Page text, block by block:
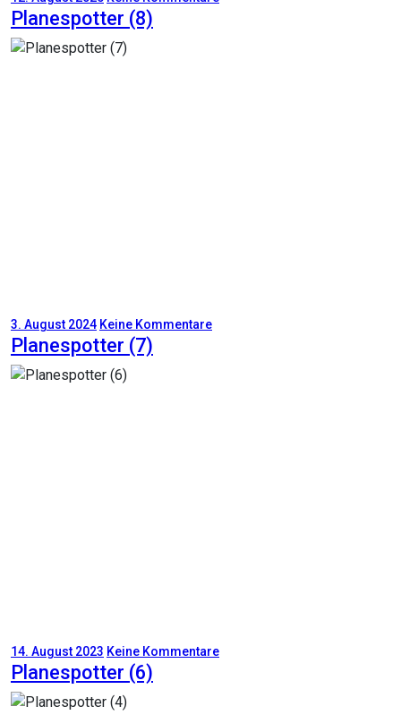
Planespotter (8)
3. August 2024 Keine Kommentare
Planespotter (7)
14. August 2023 Keine Kommentare
Planespotter (6)